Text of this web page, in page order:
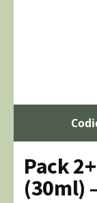
Pack
(30ml)